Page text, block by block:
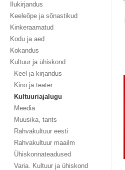
Ilukirjandus
Keeleõpe ja sõnastikud
Kinkeraamatud
Kodu ja aed
Kokandus
Kultuur ja ühiskond
Keel ja kirjandus
Kino ja teater
Kultuuriajalugu
Meedia
Muusika, tants
Rahvakultuur eesti
Rahvakultuur maailm
Ühiskonnateadused
Varia. Kultuur ja ühiskond